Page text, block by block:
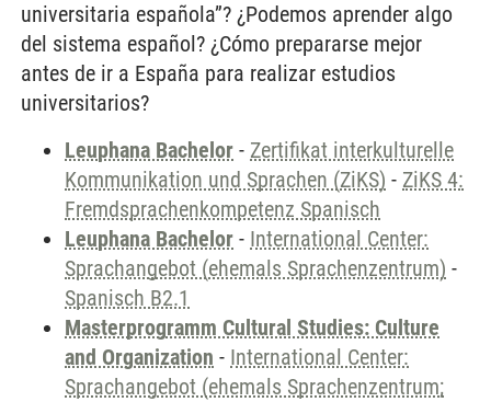
universitaria española”? ¿Podemos aprender algo
del sistema español? ¿Cómo prepararse mejor
antes de ir a España para realizar estudios
universitarios?
Leuphana Bachelor - Zertifikat interkulturelle
Kommunikation und Sprachen (ZiKS) - ZiKS 4:
Fremdsprachenkompetenz Spanisch
Leuphana Bachelor - International Center:
Sprachangebot (ehemals Sprachenzentrum) -
Spanisch B2.1
Masterprogramm Cultural Studies: Culture
and Organization - International Center:
Sprachangebot (ehemals Sprachenzentrum;